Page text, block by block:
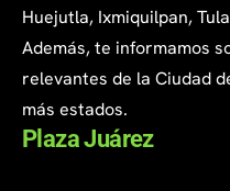
Huejutla, Ixmiquilpan,
Además, te informamos
relevantes de la Ciudad
más estados.
Plaza Juárez